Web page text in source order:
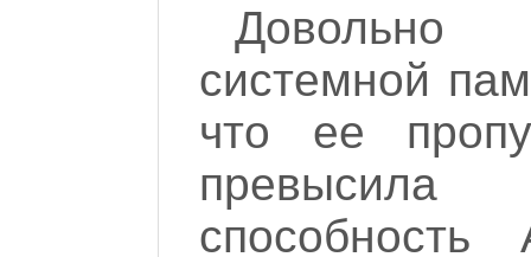
Довольно
системной
что ее